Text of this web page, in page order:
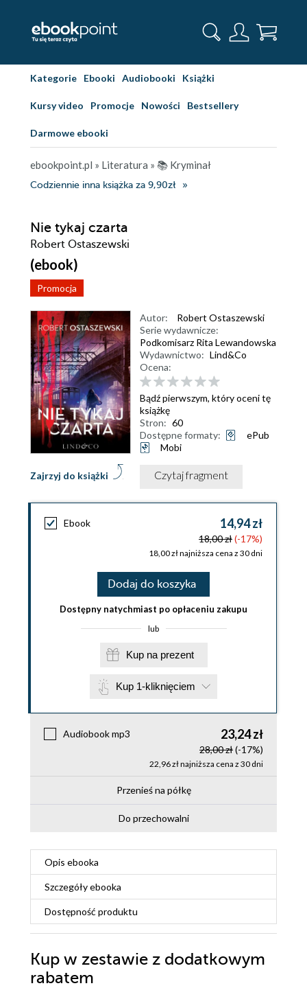
Kategorie Ebooki Audiobooki Książki
Kursy video Promocje Nowości Bestsellery
Darmowe ebooki
ebookpoint.pl » Literatura » 📚 Kryminał
Codziennie inna książka za 9,90zł
Nie tykaj czarta
Robert Ostaszewski
(ebook)
Promocja
Zajrzyj do książki
Autor:
Robert Ostaszewski
Serie wydawnicze:
Podkomisarz Rita Lewandowska
Wydawnictwo: Lind&Co
Ocena:
Bądź pierwszym, który oceni tę
książkę
Stron: 60
Dostępne formaty:
ePub
Mobi
Czytaj fragment
Ebook 14,94 zł
18,00 zł(-17%)
18,00 zł najniższa cena z 30 dni
Dodaj do koszyka
Dostępny natychmiast po opłaceniu zakupu
lub
Kup na prezent
Kup 1-kliknięciem
Audiobook mp3 23,24 zł
28,00 zł(-17%)
22,96 zł najniższa cena z 30 dni
Przenieś na półkę
Do przechowalni
Opis ebooka
Szczegółyebooka
Dostępność produktu
Kup w zestawie z dodatkowym
rabatem